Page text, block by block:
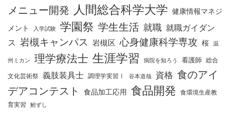
メニュー開発 人間総合科学大学 健康情報マネジ
メント
入学試験 学園祭 学生生活 就職 就職ガイダン
ス 岩槻キャンパス 岩槻区 心身健康科学専攻 桜 温
州ミカン 理学療法士 生涯学習 病院を知ろう 看護師 総合
文化芸術祭 義肢装具士 調理学実習Ⅰ 谷本道哉 資格 食のアイ
デアコンテスト
食品加工応用 食品開発 食環境生産教
育実習
鮒ずし